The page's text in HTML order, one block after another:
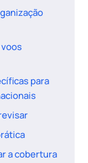
para
a cobertura